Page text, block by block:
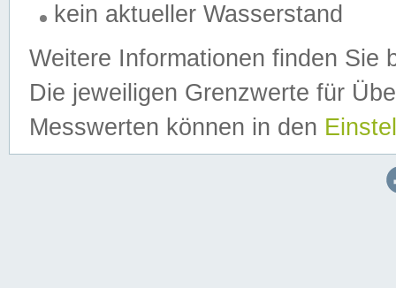
kein aktueller Wasserstand
Weitere Informationen finden Sie
Die jeweiligen Grenzwerte für
Messwerten können in den